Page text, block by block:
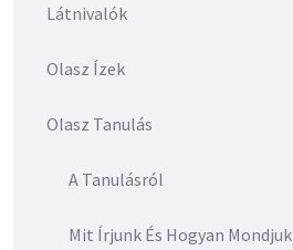
Látnivalók
Olasz Ízek
Olasz Tanulás
A Tanulásról
Mit Írjunk És Hogyan Mondjuk